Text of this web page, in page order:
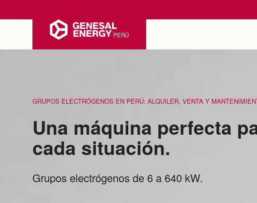
PERÚ
GRUPOS ELECTRÓGENOS EN PERÚ: ALQUILER, VENTA Y
Una máquina perfecta
cada situación.
Grupos electrógenos de 6 a 640 kW.